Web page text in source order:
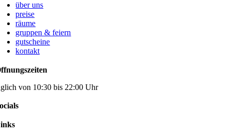
über uns
preise
räume
gruppen & feiern
gutscheine
kontakt
von 10:30 bis 22:00 Uhr